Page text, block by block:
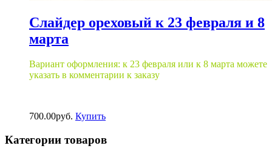
Слайдер ореховый к 23 февраля и 8
марта
Вариант оформления: к 23 февраля или к 8 марта можете
указать в комментарии к заказу
700.00руб. Купить
Категории товаров